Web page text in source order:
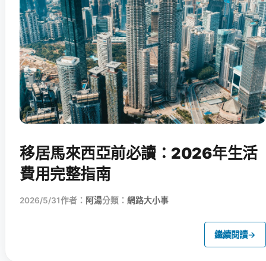
移居馬來西亞前必讀：2026年生活
費用完整指南
2026/5/31作者： 阿湯分類： 網路大小事
繼續閱讀→